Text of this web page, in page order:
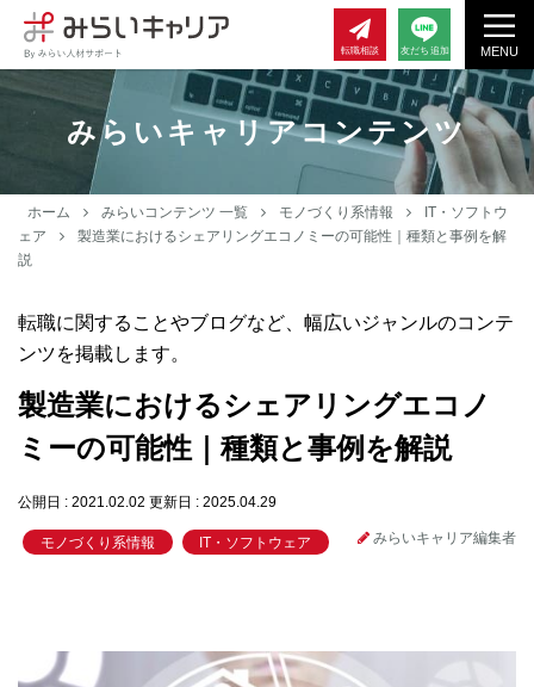
MENU
転職相談 友だち追加
みらいキャリアコンテンツ
ホーム みらいコンテンツ 一覧 モノづくり系情報
IT・ソフトウ
ェア
製造業におけるシェアリングエコノミーの可能性｜種類と事例を解
説
転職に関することやブログなど、幅広いジャンルのコンテ
ンツを掲載します。
製造業におけるシェアリングエコノ
ミーの可能性｜種類と事例を解説
公開日 : 2021.02.02 更新日 : 2025.04.29
モノづくり系情報 IT・ソフトウェア みらいキャリア編集者